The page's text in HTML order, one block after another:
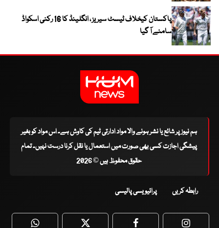
پاکستان کیخلاف ٹیسٹ سیریز ، انگلینڈ کا 16 رکنی اسکواڈ
سامنے آ گیا
ہم نیوز پر شائع یا نشر ہونے والا مواد ادارتی ٹیم کی کاوش ہے۔ اس مواد کو بغیر
پیشگی اجازت کسی بھی صورت میں استعمال یا نقل کرنا درست نہیں۔ تمام
حقوق محفوظ ہیں © 2026
رابطہ کریں پرائیویسی پالیسی